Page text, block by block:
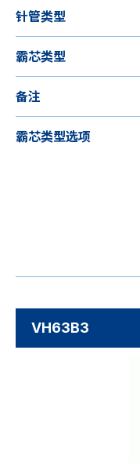
针管类型
霸芯类型
备注
霸芯类型选项
VH63B3